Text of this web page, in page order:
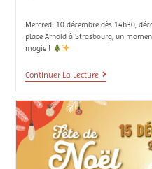
Mercredi 10 décembre dès 14h30,
place Arnold à Strasbourg, un
magie !
Continuer La Lecture